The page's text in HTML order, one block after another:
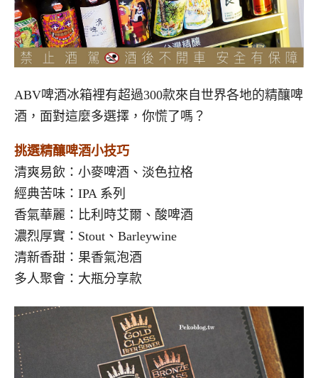
ABV啤酒冰箱裡有超過300款來自世界各地的精釀啤
酒，面對這麼多選擇，你慌了嗎？
挑選精釀啤酒小技巧
清爽易飲：小麥啤酒、淡色拉格
經典苦味：IPA 系列
香氣華麗：比利時艾爾、酸啤酒
濃烈厚實：Stout、Barleywine
清新香甜：果香氣泡酒
多人聚會：大瓶分享款